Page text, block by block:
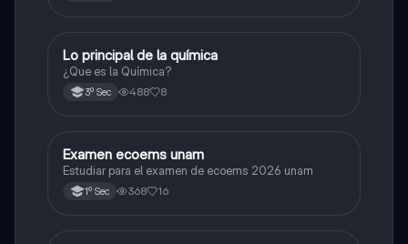
Química
Lo principal de la química
¿Que es la Química?
3º Sec 488 8
Español
Examen ecoems unam
Estudiar para el examen de ecoems 2026 unam
1º Sec 368 16